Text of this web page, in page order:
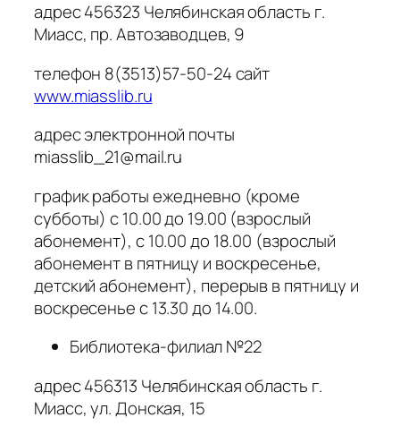
адрес 456323 Челябинская область г.
Миасс, пр. Автозаводцев, 9
телефон 8(3513)57-50-24 сайт
www.miasslib.ru
адрес электронной почты
miasslib_21@mail.ru
график работы ежедневно (кроме
субботы) с 10.00 до 19.00 (взрослый
абонемент), с 10.00 до 18.00 (взрослый
абонемент в пятницу и воскресенье,
детский абонемент), перерыв в пятницу и
воскресенье с 13.30 до 14.00.
Библиотека-филиал №22
адрес 456313 Челябинская область г.
Миасс, ул. Донская, 15